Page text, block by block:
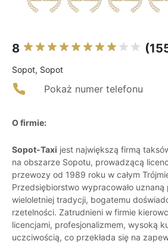
8
Sopot, Sopot
Pokaż numer telefonu
O firmie:
Sopot-Taxi jest największą firmą
na obszarze Sopotu, prowadzącą
przewozy od 1989 roku w całym
Przedsiębiorstwo wypracowało
wieloletniej tradycji, bogatemu
rzetelności. Zatrudnieni w firmie
licencjami, profesjonalizmem, wysoką
uczciwością, co przekłada się na